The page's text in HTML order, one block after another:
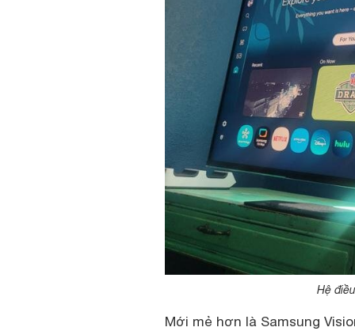
Hệ
Mới mẻ hơn là Samsung